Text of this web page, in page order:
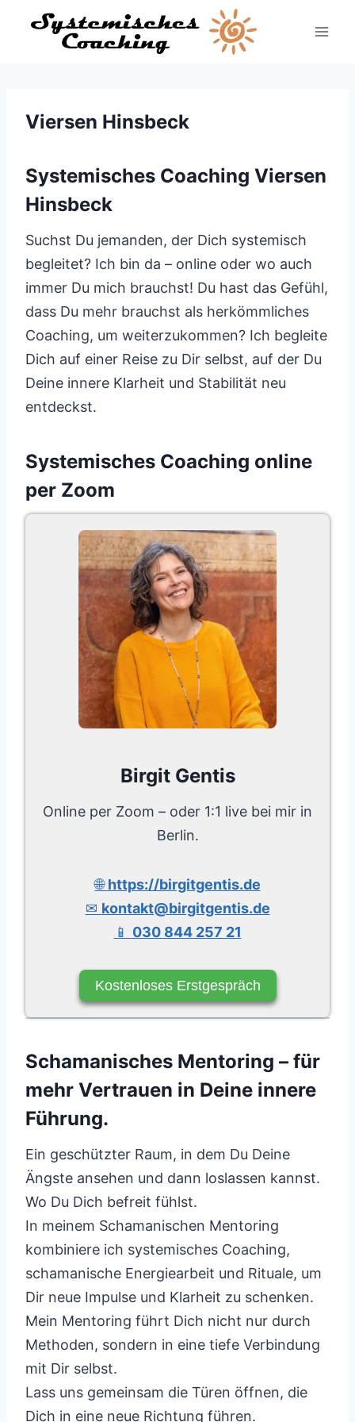
Inhalt
Viersen Hinsbeck
Systemisches Coaching Viersen
Hinsbeck
Suchst Du jemanden, der Dich systemisch
begleitet? Ich bin da – online oder wo auch
immer Du mich brauchst! Du hast das Gefühl,
dass Du mehr brauchst als herkömmliches
Coaching, um weiterzukommen? Ich begleite
Dich auf einer Reise zu Dir selbst, auf der Du
Deine innere Klarheit und Stabilität neu
entdeckst.
Systemisches Coaching online
per Zoom
Birgit Gentis
Online per Zoom – oder 1:1 live bei mir in
Berlin.
🌐https://birgitgentis.de
✉ kontakt@birgitgentis.de
📱 030 844 257 21
Kostenloses Erstgespräch
Schamanisches Mentoring – für
mehr Vertrauen in Deine innere
Führung.
Ein geschützter Raum, in dem Du Deine
Ängste ansehen und dann loslassen kannst.
Wo Du Dich befreit fühlst.
In meinem Schamanischen Mentoring
kombiniere ich systemisches Coaching,
schamanische Energiearbeit und Rituale, um
Dir neue Impulse und Klarheit zu schenken.
Mein Mentoring führt Dich nicht nur durch
Methoden, sondern in eine tiefe Verbindung
mit Dir selbst.
Lass uns gemeinsam die Türen öffnen, die
Dich in eine neue Richtung führen.